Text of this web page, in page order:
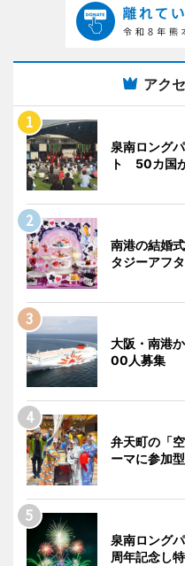
アク
泉南ロング
ト 50カ国
南港の結婚
タジーアフ
大阪・南港
00人募集
弁天町の「
ーマに参加
泉南ロング
周年記念し